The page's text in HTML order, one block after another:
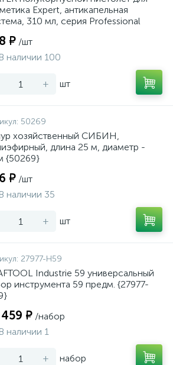
Expert, антикапельная
310 мл, серия Professional
₽ /шт
В наличии 100
+ шт
50269
хозяйственный СИБИН,
длина 25 м, диаметр -
{50269}
₽ /шт
В наличии 35
+ шт
27977-H59
Industrie 59 универсальный
инструмента 59 предм. {27977-
₽ /набор
В наличии 1
+ набор